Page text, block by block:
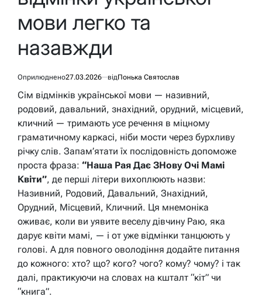
мови легко та
назавжди
Оприлюднено27.03.2026 відПонька Святослав
Сім відмінків української мови — називний,
родовий, давальний, знахідний, орудний, місцевий,
кличний — тримають усе речення в міцному
граматичному каркасі, ніби мости через бурхливу
річку слів. Запам’ятати їх послідовність допоможе
проста фраза: “Наша Рая Дає ЗНову Очі Мамі
Квіти”, де перші літери вихоплюють назви:
Називний, Родовий, Давальний, Знахідний,
Орудний, Місцевий, Кличний. Ця мнемоніка
оживає, коли ви уявите веселу дівчину Раю, яка
дарує квіти мамі, — і от уже відмінки танцюють у
голові. А для повного оволодіння додайте питання
до кожного: хто? що? кого? чого? кому? чому? і так
далі, практикуючи на словах на кшталт “кіт” чи
“книга”.